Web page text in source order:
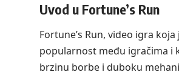
Uvod u Fortune’s Run
Fortune’s Run, video igra
popularnost među igračima i
brzinu borbe i duboku